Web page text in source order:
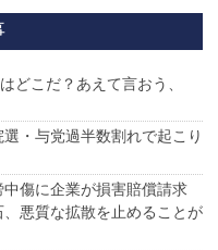
へ
どこだ？あえて言おう、
・与党過半数割れで起こり
傷に企業が損害賠償請求
悪質な拡散を止めることが